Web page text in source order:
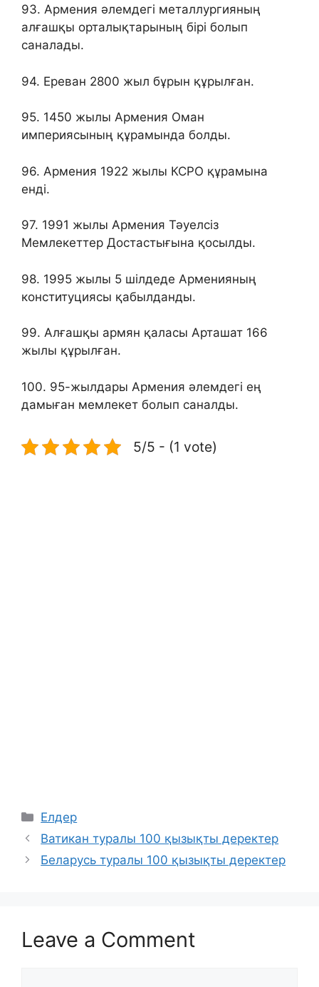
93. Армения әлемдегі металлургияның
алғашқы орталықтарының бірі болып
саналады.
94. Ереван 2800 жыл бұрын құрылған.
95. 1450 жылы Армения Оман
империясының құрамында болды.
96. Армения 1922 жылы КСРО құрамына
енді.
97. 1991 жылы Армения Тәуелсіз
Мемлекеттер Достастығына қосылды.
98. 1995 жылы 5 шілдеде Арменияның
конституциясы қабылданды.
99. Алғашқы армян қаласы Арташат 166
жылы құрылған.
100. 95-жылдары Армения әлемдегі ең
дамыған мемлекет болып саналды.
5/5 - (1 vote)
Categories
Елдер
Ватикан туралы 100 қызықты деректер
Беларусь туралы 100 қызықты деректер
Leave a Comment